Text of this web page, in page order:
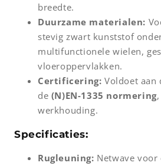
breedte.
Duurzame materialen:
stevig zwart kunststof
multifunctionele wielen,
vloeroppervlakken.
Certificering: Voldoet aan
de (N)EN-1335 normering
werkhouding.
Specificaties:
Rugleuning: Netwave